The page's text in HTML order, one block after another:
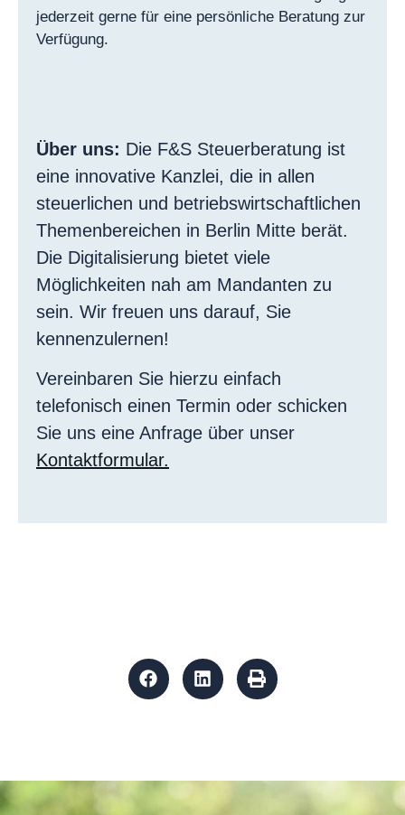
jederzeit gerne für eine persönliche Beratung zur
Verfügung.
Über uns: Die F&S Steuerberatung ist
eine innovative Kanzlei, die in allen
steuerlichen und betriebswirtschaftlichen
Themenbereichen in Berlin Mitte berät.
Die Digitalisierung bietet viele
Möglichkeiten nah am Mandanten zu
sein. Wir freuen uns darauf, Sie
kennenzulernen!
Vereinbaren Sie hierzu einfach
telefonisch einen Termin oder schicken
Sie uns eine Anfrage über unser
Kontaktformular.